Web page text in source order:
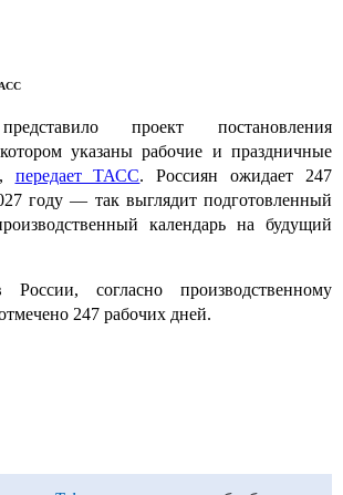
проект постановления
указаны рабочие и праздничные
передает ТАСС. Россиян ожидает 247
году — так выглядит подготовленный
календарь на будущий
согласно производственному
247 рабочих дней.